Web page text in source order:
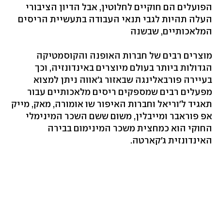
הפועלים הם חוקיים לחלוטין, אבל הדיון הציבורי
העלה תהיות לגבי תנאי העבודה בתעשיית הריסים
המלאכותיים, שבשנה
מוצרים רבים של חברות האופנה והקוסמטיקה
הגדולות ביותר בעולם מיוצרים באינדונזיה, וכך
בעיירה פורבאלינגה שבאזור ג'אווה ניתן למצוא
מפעלים רבים שמספקים ריסים מלאכותיים עבור
תאגיד ל'וריאל וחברות האיפור שו אומורה, מאק, מייק
אפ פוראבר ומייבלין, משום ששם השכר המינימלי
החוקי הוא כמחצית משכר המינימום בבירה
האינדונזית ג'קארטה.